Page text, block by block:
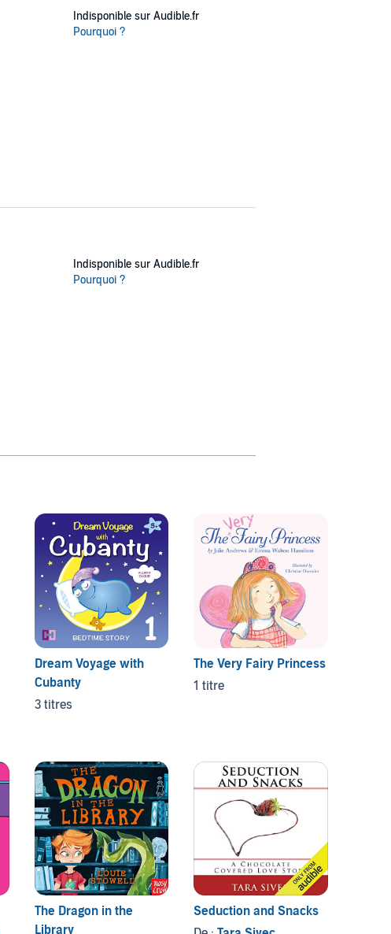
Indisponible sur Audible.fr
Pourquoi ?
Indisponible sur Audible.fr
Pourquoi ?
Dream Voyage with
Cubanty
3 titres
The Very Fairy Princess
1 titre
The Dragon in the
Library
Seduction and Snacks